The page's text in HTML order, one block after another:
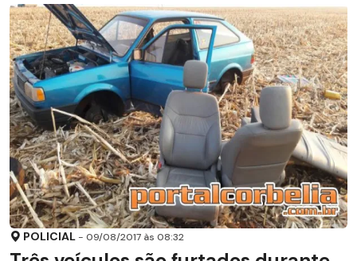
POLICIAL - 09/08/2017 às 08:32